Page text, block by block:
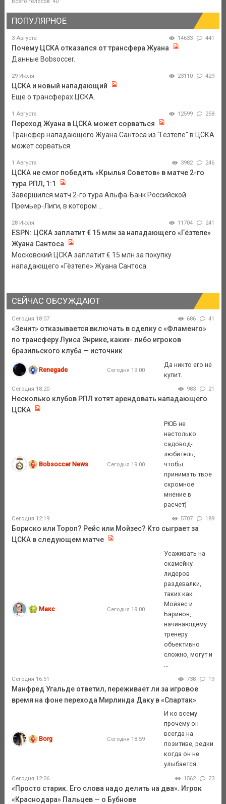
ПОПУЛЯРНОЕ
3 Августа 14633 441
Почему ЦСКА отказался от трансфера Жуана
Данные Bobsoccer.
29 Июля 23110 429
ЦСКА и новый нападающий
Еще о трансферах ЦСКА.
1 Августа 12599 258
Переход Жуана в ЦСКА может сорваться
Трансфер нападающего Жуана Сантоса из "Гезтепе" в ЦСКА
может сорваться.
1 Августа 3982 246
ЦСКА не смог победить «Крылья Советов» в матче 2-го
тура РПЛ, 1:1
Завершился матч 2-го тура Альфа-Банк Российской
Премьер-Лиги, в котором ...
28 Июля 11704 241
ESPN: ЦСКА заплатит € 15 млн за нападающего «Гёзтепе»
Жуана Сантоса
Московский ЦСКА заплатит € 15 млн за покупку
нападающего «Гёзтепе» Жуана Сантоса.
СЕЙЧАС ОБСУЖДАЮТ
Сегодня 18:07 686 41
«Зенит» отказывается включать в сделку с «Фламенго»
по трансферу Луиса Энрике, каких- либо игроков
бразильского клуба — источник
Renegade Сегодня 19:00
Да никто его не
купит.
Сегодня 18:20 983 21
Несколько клубов РПЛ хотят арендовать нападающего
ЦСКА
Bobsoccer News Сегодня 19:00
РЮБ не
настолько
садовод-
любитель,
чтобы
принимать твое
скромное
мнение в
расчет)
Сегодня 12:19 5707 189
Бориско или Тороп? Рейс или Мойзес? Кто сыграет за
ЦСКА в следующем матче
Макс Сегодня 19:00
Усаживать на
скамейку
лидеров
раздевалки,
таких как
Мойзес и
Баринов,
начинающему
тренеру
объективно
сложно, могут и
Сегодня 16:51 738 19
Манфред Угальде ответил, переживает ли за игровое
время на фоне перехода Мирлинда Даку в «Спартак»
Borg Сегодня 18:59
И ко всему
прочему он
всегда на
позитиве, редки
когда он не
улыбается.
Сегодня 12:06 1562 23
«Просто старик. Его слова надо делить на два». Игрок
«Краснодара» Пальцев — о Бубнове